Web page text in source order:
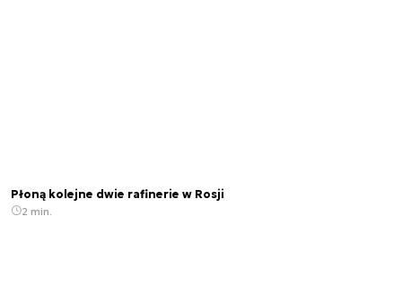
Płoną kolejne dwie rafinerie w Rosji
2 min.